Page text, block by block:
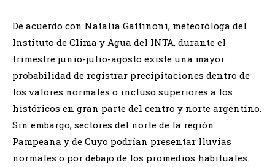
De acuerdo con Natalia Gattinoni, meteoróloga del
Instituto de Clima y Agua del INTA, durante el
trimestre junio-julio-agosto existe una mayor
probabilidad de registrar precipitaciones dentro de
los valores normales o incluso superiores a los
históricos en gran parte del centro y norte argentino.
Sin embargo, sectores del norte de la región
Pampeana y de Cuyo podrían presentar lluvias
normales o por debajo de los promedios habituales.